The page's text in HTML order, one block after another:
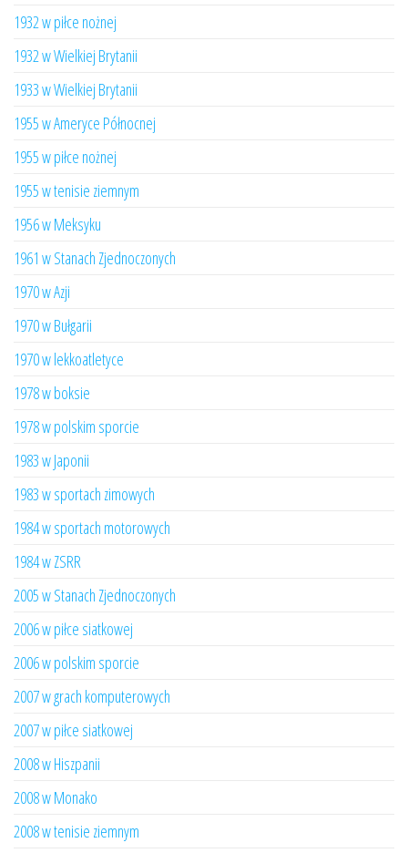
1932 w piłce nożnej
1932 w Wielkiej Brytanii
1933 w Wielkiej Brytanii
1955 w Ameryce Północnej
1955 w piłce nożnej
1955 w tenisie ziemnym
1956 w Meksyku
1961 w Stanach Zjednoczonych
1970 w Azji
1970 w Bułgarii
1970 w lekkoatletyce
1978 w boksie
1978 w polskim sporcie
1983 w Japonii
1983 w sportach zimowych
1984 w sportach motorowych
1984 w ZSRR
2005 w Stanach Zjednoczonych
2006 w piłce siatkowej
2006 w polskim sporcie
2007 w grach komputerowych
2007 w piłce siatkowej
2008 w Hiszpanii
2008 w Monako
2008 w tenisie ziemnym